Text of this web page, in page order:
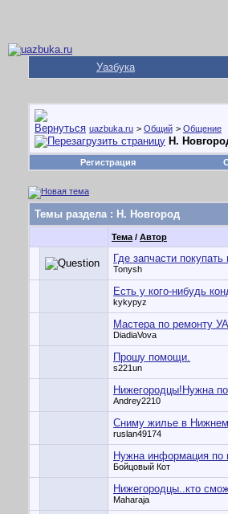
Уазбука
uazbuka.ru > Общий > Общение
Н.
Регистрация
Темы раздела: Н. Новгород
Тема / Автор
Где запчасти
Tonysh
Есть у кого-нибудь
kykypyz
Мастера по ремонту
DiadiaVova
Прошу помощи.
s221un
Нижегородцы!Нужна
Andrey2210
Сниму жилье в
ruslan49174
Нужна информация по
Бойцовый Кот
Нижегородцы..кто
Maharaja